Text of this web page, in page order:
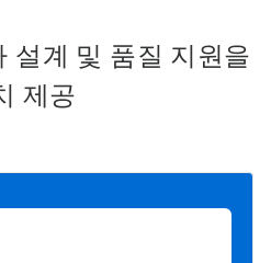
설계 및 품질 지원을
제공